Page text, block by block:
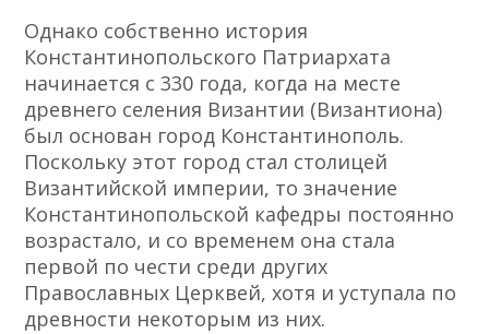
Однако собственно история
Константинопольского Патриархата
начинается с 330 года, когда на месте
древнего селения Византии (Византиона)
был основан город Константинополь.
Поскольку этот город стал столицей
Византийской империи, то значение
Константинопольской кафедры постоянно
возрастало, и со временем она стала
первой по чести среди других
Православных Церквей, хотя и уступала по
древности некоторым из них.